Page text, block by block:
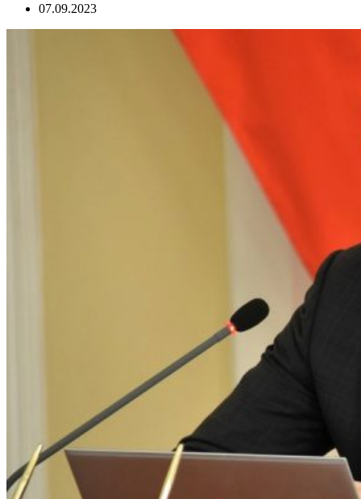
07.09.2023